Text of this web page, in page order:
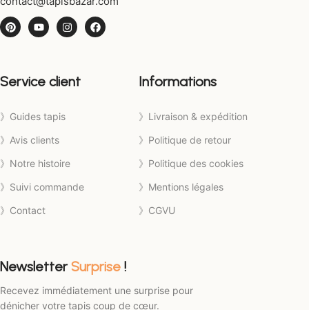
Service client
》Guides tapis
》Avis clients
》Notre histoire
》Suivi commande
》Contact
Informations
》Livraison & expédition
》Politique de retour
》Politique des cookies
》Mentions légales
》CGVU
NewsletterSurprise !
Recevez immédiatement une surprise pour
dénicher votre tapis coup de cœur.